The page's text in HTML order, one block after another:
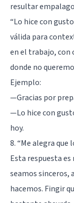
resultar
“Lo hice con
válida para
en el trabajo, con
donde no
Ejemplo:
—Gracias por
—Lo hice con
hoy.
8. “Me alegra que
Esta respuesta es
seamos sinceros,
hacemos. Fingir